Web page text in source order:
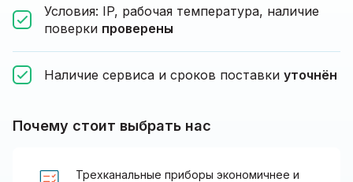
Условия: IP, рабочая температура, наличие
поверки проверены
Наличие сервиса и сроков поставки уточнён
Почему стоит выбрать нас
Трехканальные приборы экономичнее и